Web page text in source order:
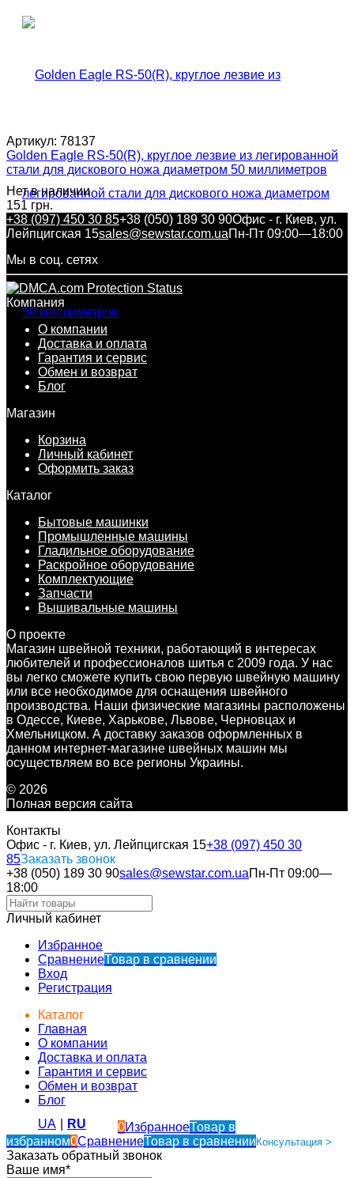
Артикул: 78137
Golden Eagle RS-50(R), круглое лезвие из легированной
стали для дискового ножа диаметром 50 миллиметров
Нет в наличии
151 грн.
+38 (097) 450 30 85+38 (050) 189 30 90Офис - г. Киев, ул.
Лейпцигская 15sales@sewstar.com.uaПн-Пт 09:00—18:00
Мы в соц. сетях
Компания
О компании
Доставка и оплата
Гарантия и сервис
Обмен и возврат
Блог
Магазин
Корзина
Личный кабинет
Оформить заказ
Каталог
Бытовые машинки
Промышленные машины
Гладильное оборудование
Раскройное оборудование
Комплектующие
Запчасти
Вышивальные машины
О проекте
Магазин швейной техники, работающий в интересах
любителей и профессионалов шитья с 2009 года. У нас
вы легко сможете купить свою первую швейную машину
или все необходимое для оснащения швейного
производства. Наши физические магазины расположены
в Одессе, Киеве, Харькове, Львове, Черновцах и
Хмельницком. А доставку заказов оформленных в
данном интернет-магазине швейных машин мы
осуществляем во все регионы Украины.
© 2026
Полная версия сайта
Контакты
Офис - г. Киев, ул. Лейпцигская 15+38 (097) 450 30
85Заказать звонок
+38 (050) 189 30 90sales@sewstar.com.uaПн-Пт 09:00—
18:00
Личный кабинет
Избранное
СравнениеТовар в сравнении
Вход
Регистрация
Каталог
Главная
О компании
Доставка и оплата
Гарантия и сервис
Обмен и возврат
Блог
UA
RU 0ИзбранноеТовар в
избранном0СравнениеТовар в сравненииКонсультация >
Заказать обратный звонок
Ваше имя*